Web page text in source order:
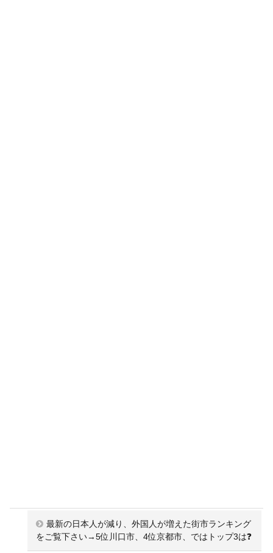
最新の日本人が減り、外国人が増えた街市ランキング
をご覧下さい→5位川口市、4位京都市、ではトップ3は❓